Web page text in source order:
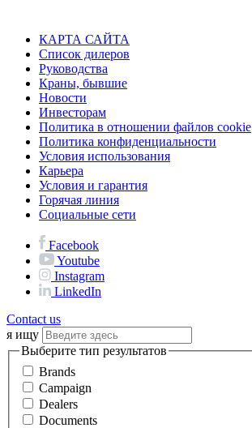
КАРТА САЙТА
Список дилеров
Руководства
Краны, бывшие
Новости
Инвесторам
Политика в отношении файлов cookie
Политика конфиденциальности
Условия использования
Карьера
Условия и гарантия
Горячая линия
Социальные сети
Facebook
Youtube
Instagram
LinkedIn
Contact us
я ищу
Выберите тип результатов
Brands
Campaign
Dealers
Documents